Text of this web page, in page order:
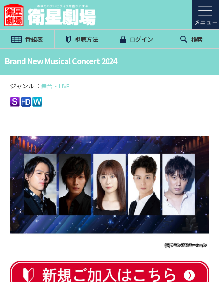
番組表 視聴方法 ログイン 検索
Brand New Musical Concert 2024
ジャンル： 舞台・LIVE